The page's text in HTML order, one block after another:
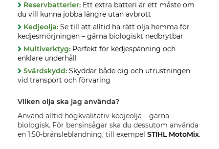
Reservbatterier: Ett extra batteri är ett måste om
du vill kunna jobba längre utan avbrott
Kedjeolja: Se till att alltid ha rätt olja hemma för
kedjesmörjningen – gärna biologiskt nedbrytbar
Multiverktyg: Perfekt för kedjespänning och
enklare underhåll
Svärdskydd: Skyddar både dig och utrustningen
vid transport och förvaring
Vilken olja ska jag använda?
Använd alltid högkvalitativ kedjeolja – gärna
biologisk. För bensinsågar ska du dessutom använda
en 1:50-bränsleblandning, till exempel STIHL MotoMix.